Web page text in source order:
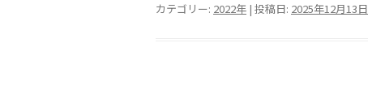
カテゴリー: 2022年 | 投稿日: 2025年12月13日